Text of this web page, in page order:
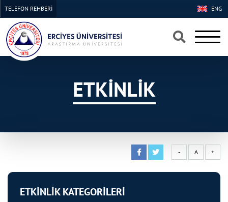
×
×
ENG
TELEFON REHBERİ
ETKİNLİK
- A +
ETKİNLİK KATEGORİLERİ